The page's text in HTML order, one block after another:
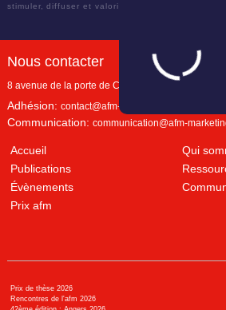
stimuler, diffuser et valoriser le savoir scientifique
Nous contacter
8 avenue de la porte de Champerret
Adhésion: contact@afm-marketing.org
Communication: communication@afm-
Accueil
Qui
Publications
Évènements
Prix afm
Prix de thèse 2026
Rencontres de l'afm 2026